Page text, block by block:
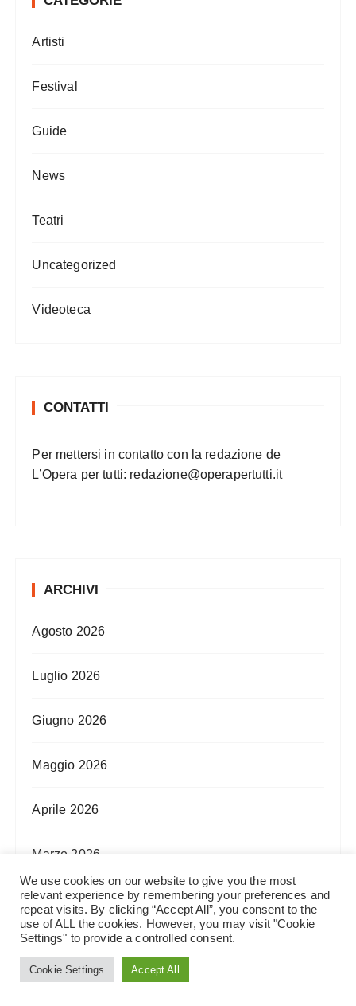
Artisti
Festival
Guide
News
Teatri
Uncategorized
Videoteca
CONTATTI
Per mettersi in contatto con la redazione de
L’Opera per tutti: redazione@operapertutti.it
ARCHIVI
Agosto 2026
Luglio 2026
Giugno 2026
Maggio 2026
Aprile 2026
Marzo 2026
Febbraio 2026
Gennaio 2026
We use cookies on our website to give you the most
relevant experience by remembering your preferences and
repeat visits. By clicking “Accept All”, you consent to the
use of ALL the cookies. However, you may visit "Cookie
Settings" to provide a controlled consent.
Cookie Settings Accept All